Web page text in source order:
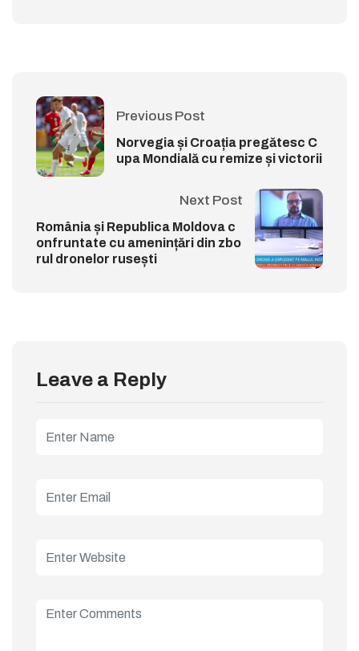
Previous Post
Norvegia și Croația pregătesc C
upa Mondială cu remize și victorii
Next Post
România și Republica Moldova c
onfruntate cu amenințări din zbo
rul dronelor rusești
Leave a Reply